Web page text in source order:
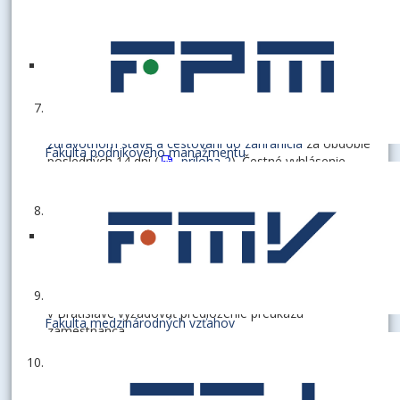
Fakulta podnikového manažmentu
Fakulta medzinárodných vzťahov
interný doktorand vycestuje po 15. septembri 2020 do
zahraničia, po návrate je povinný vyplniť a odovzdať
dotazník aj opakovane.
zdravotnom stave a cestovaní do zahraničia za obdobie
posledných 14 dní (
príloha 2). Čestné vyhlásenie
Pri ubytovaní sa v študentských domovoch všetkým
ubytovaným študentom vyplniť a odovzdať čestné
vyhlásenie o zdravotnom stave a o cestovaní do
zahraničia za obdobie posledných 14 dní (
v Bratislave vyžadovať predloženie preukazu
zamestnanca.
Bratislave vyžadovať predloženie preukazu študenta.